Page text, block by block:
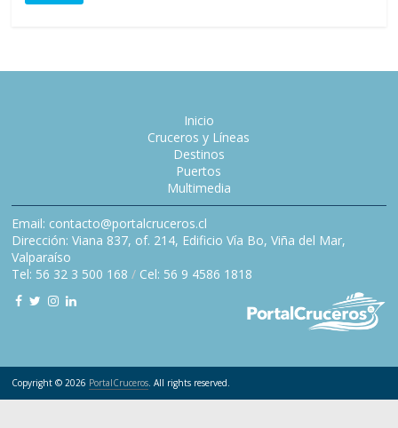
Inicio
Cruceros y Líneas
Destinos
Puertos
Multimedia
Email: contacto@portalcruceros.cl
Dirección: Viana 837, of. 214, Edificio Vía Bo, Viña del Mar,
Valparaíso
Tel: 56 32 3 500 168 / Cel: 56 9 4586 1818
Copyright © 2026 PortalCruceros . All rights reserved.